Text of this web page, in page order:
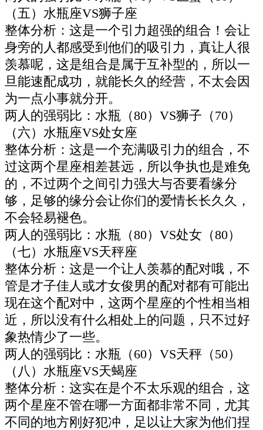
（五）水瓶座VS狮子座
整体分析：这是一个引力超强的组合！会让
身旁的人都感受到他们的吸引力，真让人很
羡慕呢，这是组合是属于互补型的，所以一
旦能速配成功，就能长久的经营，不太会因
为一点小事就分开。
两人的强弱比：水瓶（80）VS狮子（70）
（六）水瓶座VS处女座
整体分析：这是一个充满吸引力的组合，不
过这两个星座相差甚远，所以争执也是难免
的，不过两个之间引力强大与否要看缘分
够，足够的缘分会让你们的爱情长长久久，
不会轻易褪色。
两人的强弱比：水瓶（80）VS处女（80）
（七）水瓶座VS天秤座
整体分析：这是一个让人羡慕的配对哦，不
管是才子佳人或才女俊男的配对都有可能出
现在这个配对中，这两个星座的个性相当相
近，所以没有什么相处上的问题，只不过好
象热情少了一些。
两人的强弱比：水瓶（60）VS天秤（50）
（八）水瓶座VS天蝎座
整体分析：这实在是个不太乐观的组合，这
两个星座不管在哪一方面都非常不同，尤其
不同的地方刚好犯冲，足以让大家为他们捏